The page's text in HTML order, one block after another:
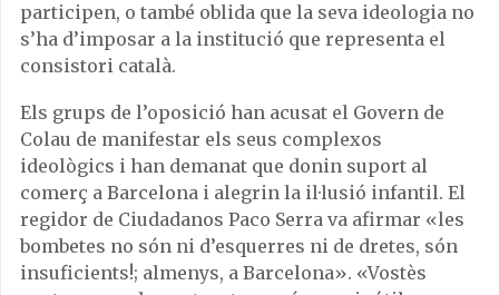
participen, o també oblida que la seva ideologia no
s’ha d’imposar a la institució que representa el
consistori català.
Els grups de l’oposició han acusat el Govern de
Colau de manifestar els seus complexos
ideològics i han demanat que donin suport al
comerç a Barcelona i alegrin la il·lusió infantil. El
regidor de Ciudadanos Paco Serra va afirmar «les
bombetes no són ni d’esquerres ni de dretes, són
insuficients!; almenys, a Barcelona». «Vostès